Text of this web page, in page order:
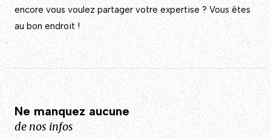
encore vous voulez partager votre expertise ? Vous êtes
au bon endroit !
Ne manquez aucune
de nos infos